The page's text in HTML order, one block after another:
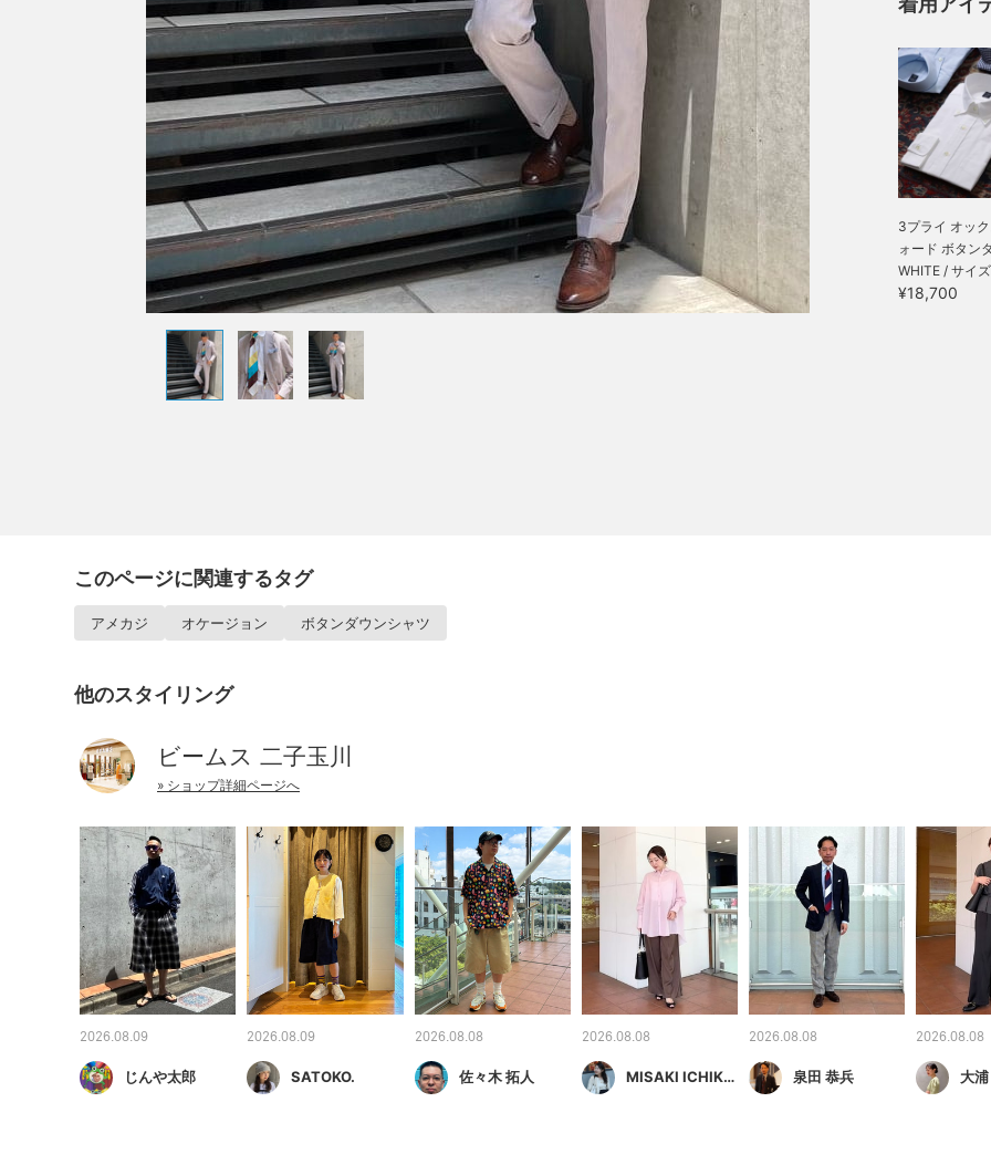
3プライ オッ
ォード ボタン
WHITE / サイ
¥18,700
このページに関連するタグ
アメカジ オケージョン ボタンダウンシャツ
他のスタイリング
ビームス 二子玉川
» ショップ詳細ページへ
2026.08.09
じんや太郎
2026.08.09
SATOKO.
2026.08.08
佐々木 拓人
2026.08.08
MISAKI ICHIKAWA
2026.08.08
泉田 恭兵
2026.08.08
大